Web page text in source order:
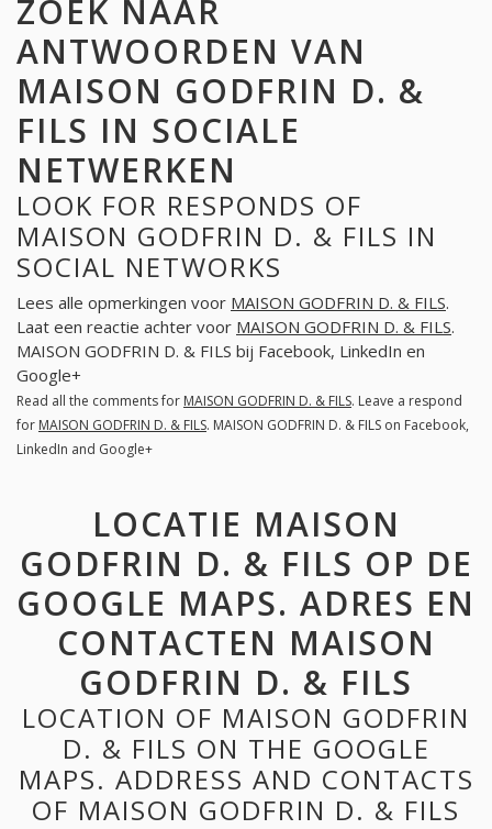
ZOEK NAAR
ANTWOORDEN VAN
MAISON GODFRIN D. &
FILS IN SOCIALE
NETWERKEN
LOOK FOR RESPONDS OF
MAISON GODFRIN D. & FILS IN
SOCIAL NETWORKS
Lees alle opmerkingen voor MAISON GODFRIN D. & FILS.
Laat een reactie achter voor MAISON GODFRIN D. & FILS.
MAISON GODFRIN D. & FILS bij Facebook, LinkedIn en
Google+
Read all the comments for MAISON GODFRIN D. & FILS. Leave a respond
for MAISON GODFRIN D. & FILS. MAISON GODFRIN D. & FILS on Facebook,
LinkedIn and Google+
LOCATIE MAISON
GODFRIN D. & FILS OP DE
GOOGLE MAPS. ADRES EN
CONTACTEN MAISON
GODFRIN D. & FILS
LOCATION OF MAISON GODFRIN
D. & FILS ON THE GOOGLE
MAPS. ADDRESS AND CONTACTS
OF MAISON GODFRIN D. & FILS